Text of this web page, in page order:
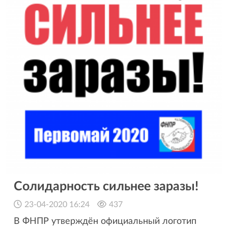
Солидарность сильнее заразы!
23-04-2020 16:24 437
В ФНПР утверждён официальный логотип